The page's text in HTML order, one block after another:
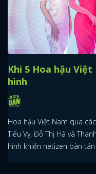
Khi 5 Hoa hậu
hình
Hoa hậu Việt Nam qua
Tiểu Vy, Đỗ Thị Hà và
hình khiến netizen bàn